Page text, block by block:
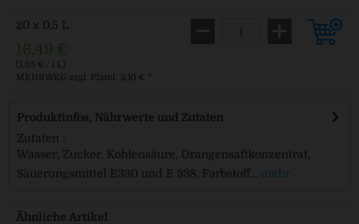
20 x 0,5 L
16,49 €
(1,65 € / 1 L)
MEHRWEG zzgl. Pfand: 3,10 € *
Produktinfos, Nährwerte und Zutaten
Zutaten :
Wasser, Zucker, Kohlensäure, Orangensaftkonzentrat,
Säuerungsmittel E330 und E 338, Farbstoff...
mehr
Ähnliche Artikel